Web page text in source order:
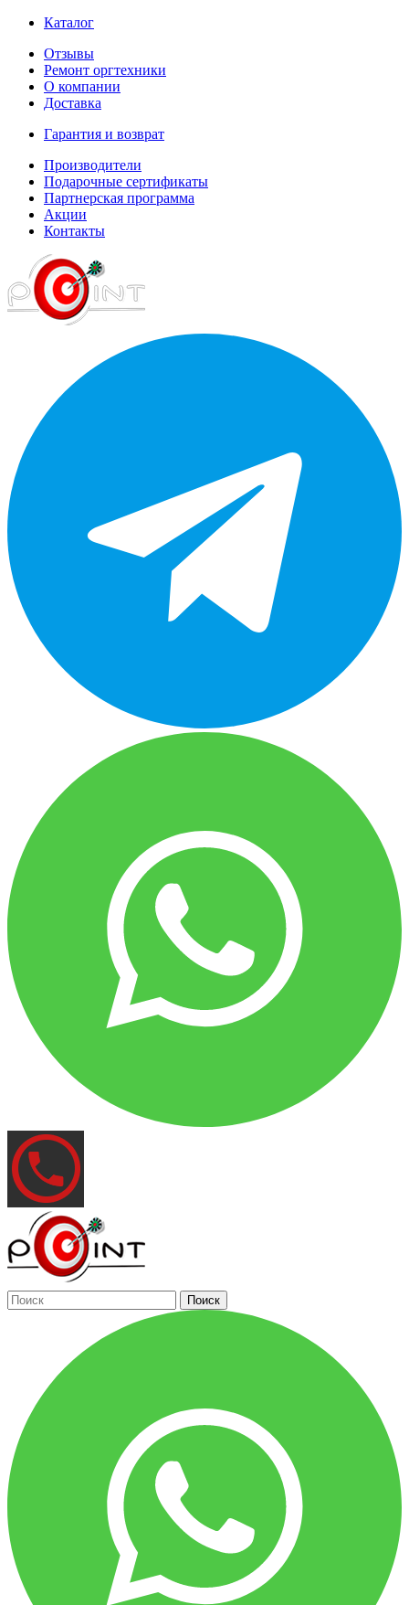
Каталог
Отзывы
Ремонт оргтехники
О компании
Доставка
Гарантия и возврат
Производители
Подарочные сертификаты
Партнерская программа
Акции
Контакты
Поиск